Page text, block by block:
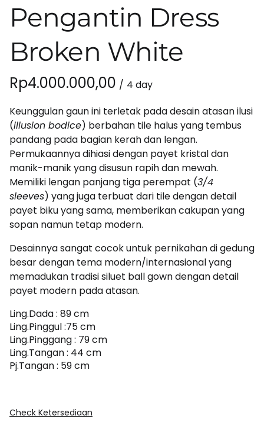
Pengantin Dress
Broken White
/
Keunggulan gaun ini terletak pada desain atasan ilusi
(illusion bodice) berbahan tile halus yang tembus
pandang pada bagian kerah dan lengan.
Permukaannya dihiasi dengan payet kristal dan
manik-manik yang disusun rapih dan mewah.
Memiliki lengan panjang tiga perempat (3/4
sleeves) yang juga terbuat dari tile dengan detail
payet biku yang sama, memberikan cakupan yang
sopan namun tetap modern.
Desainnya sangat cocok untuk pernikahan di gedung
besar dengan tema modern/internasional yang
memadukan tradisi siluet ball gown dengan detail
payet modern pada atasan.
Ling.Dada : 89 cm
Ling.Pinggul :75 cm
Ling.Pinggang : 79 cm
Ling.Tangan : 44 cm
Pj.Tangan : 59 cm